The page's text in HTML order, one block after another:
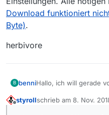
Download funktioniert
Byte).
herbivore
B benniHallo, ich will gerade
doch der Download
styrollschrieb am 8. Nov.
zuletzt editiert von